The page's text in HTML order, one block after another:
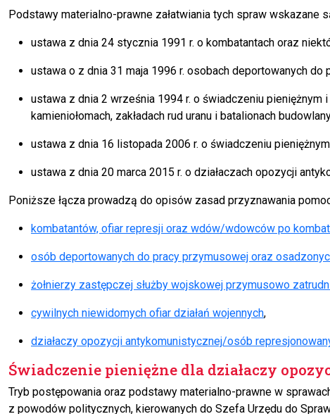
Podstawy materialno-prawne załatwiania tych spraw wskazane
ustawa z dnia 24 stycznia 1991 r. o kombatantach oraz
ustawa o z dnia 31 maja 1996 r. osobach deportowanych
ustawa z dnia 2 września 1994 r. o świadczeniu pieniężnym
kamieniołomach, zakładach rud uranu i batalionach
ustawa z dnia 16 listopada 2006 r. o świadczeniu
ustawa z dnia 20 marca 2015 r. o działaczach opozycji
Poniższe łącza prowadzą do opisów zasad przyznawania
kombatantów, ofiar represji oraz wdów/wdowców po
osób deportowanych do pracy przymusowej oraz
żołnierzy zastępczej służby wojskowej przymusowo
cywilnych niewidomych ofiar działań wojennych,
działaczy opozycji antykomunistycznej/osób
Świadczenie pieniężne dla działaczy
Tryb postępowania oraz podstawy materialno-prawne w
z powodów politycznych, kierowanych do Szefa Urzędu do